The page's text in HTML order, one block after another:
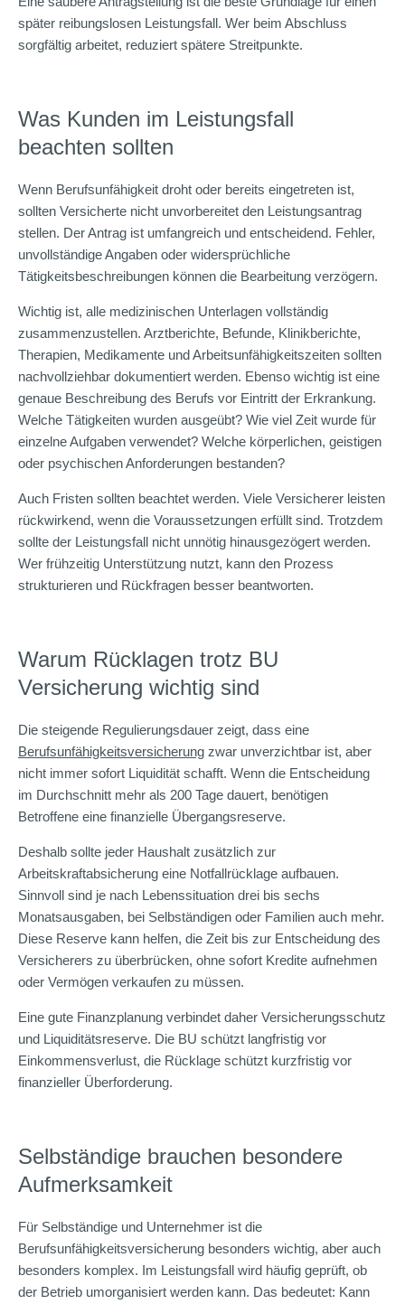
später reibungslosen Leistungsfall. Wer beim Abschluss
sorgfältig arbeitet, reduziert spätere Streitpunkte.
Was Kunden im Leistungsfall
beachten sollten
Wenn Berufsunfähigkeit droht oder bereits eingetreten ist,
sollten Versicherte nicht unvorbereitet den Leistungsantrag
stellen. Der Antrag ist umfangreich und entscheidend. Fehler,
unvollständige Angaben oder widersprüchliche
Tätigkeitsbeschreibungen können die Bearbeitung verzögern.
Wichtig ist, alle medizinischen Unterlagen vollständig
zusammenzustellen. Arztberichte, Befunde, Klinikberichte,
Therapien, Medikamente und Arbeitsunfähigkeitszeiten sollten
nachvollziehbar dokumentiert werden. Ebenso wichtig ist eine
genaue Beschreibung des Berufs vor Eintritt der Erkrankung.
Welche Tätigkeiten wurden ausgeübt? Wie viel Zeit wurde für
einzelne Aufgaben verwendet? Welche körperlichen, geistigen
oder psychischen Anforderungen bestanden?
Auch Fristen sollten beachtet werden. Viele Versicherer leisten
rückwirkend, wenn die Voraussetzungen erfüllt sind. Trotzdem
sollte der Leistungsfall nicht unnötig hinausgezögert werden.
Wer frühzeitig Unterstützung nutzt, kann den Prozess
strukturieren und Rückfragen besser beantworten.
Warum Rücklagen trotz BU
Versicherung wichtig sind
Die steigende Regulierungsdauer zeigt, dass eine
Berufsunfähigkeitsversicherung zwar unverzichtbar ist, aber
nicht immer sofort Liquidität schafft. Wenn die Entscheidung
im Durchschnitt mehr als 200 Tage dauert, benötigen
Betroffene eine finanzielle Übergangsreserve.
Deshalb sollte jeder Haushalt zusätzlich zur
Arbeitskraftabsicherung eine Notfallrücklage aufbauen.
Sinnvoll sind je nach Lebenssituation drei bis sechs
Monatsausgaben, bei Selbständigen oder Familien auch mehr.
Diese Reserve kann helfen, die Zeit bis zur Entscheidung des
Versicherers zu überbrücken, ohne sofort Kredite aufnehmen
oder Vermögen verkaufen zu müssen.
Eine gute Finanzplanung verbindet daher Versicherungsschutz
und Liquiditätsreserve. Die BU schützt langfristig vor
Einkommensverlust, die Rücklage schützt kurzfristig vor
finanzieller Überforderung.
Selbständige brauchen besondere
Aufmerksamkeit
Für Selbständige und Unternehmer ist die
Berufsunfähigkeitsversicherung besonders wichtig, aber auch
besonders komplex. Im Leistungsfall wird häufig geprüft, ob
der Betrieb umorganisiert werden kann. Das bedeutet: Kann